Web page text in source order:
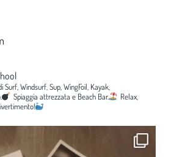
Surf, Windsurf, Sup, WingFoil, Kayak,
Spiaggia attrezzata e Beach Bar.
Relax,